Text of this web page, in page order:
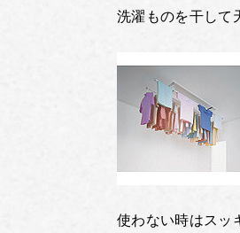
洗濯ものを干して
使わない時はスッ